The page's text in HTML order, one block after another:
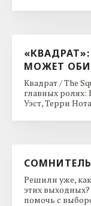
МОЖЕТ
Квадрат / The
главных ролях:
Уэст, Терри
Решили уже,
этих
помочь с